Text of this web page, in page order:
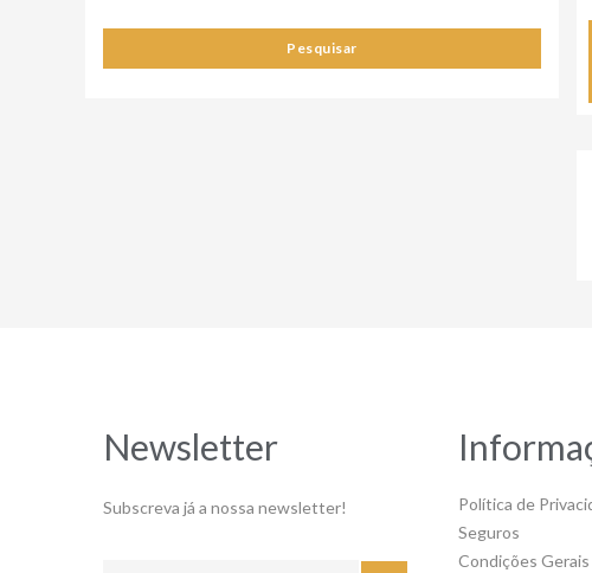
Pesquisar
Newsletter
Subscreva já a nossa newsletter!
Política de
Seguros
Condições Gerais